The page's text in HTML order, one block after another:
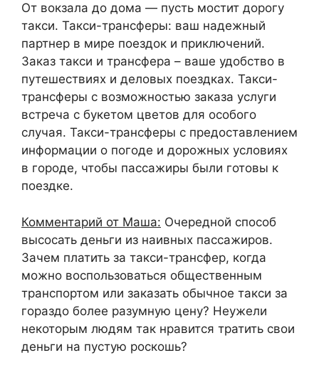
От вокзала до дома — пусть мостит дорогу
такси. Такси-трансферы: ваш надежный
партнер в мире поездок и приключений.
Заказ такси и трансфера – ваше удобство в
путешествиях и деловых поездках. Такси-
трансферы с возможностью заказа услуги
встреча с букетом цветов для особого
случая. Такси-трансферы с предоставлением
информации о погоде и дорожных условиях
в городе, чтобы пассажиры были готовы к
поездке.
Комментарий от Маша: Очередной способ
высосать деньги из наивных пассажиров.
Зачем платить за такси-трансфер, когда
можно воспользоваться общественным
транспортом или заказать обычное такси за
гораздо более разумную цену? Неужели
некоторым людям так нравится тратить свои
деньги на пустую роскошь?